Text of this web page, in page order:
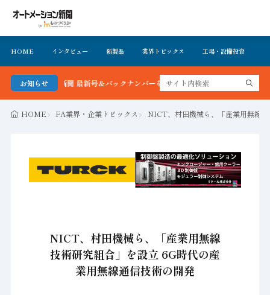
HOME インタビュー 新製品 業界トピックス 工場・設備投資
お知らせ
ション新聞 最新号＆バックナンバーを無料で公開中 詳細はこちら
HOME FA業界・企業トピックス NICT、村田機械ら、「産業用無線
NICT、村田機械ら、「産業用無線
技術研究組合」を設立 6G時代の産
業用無線通信技術の開発